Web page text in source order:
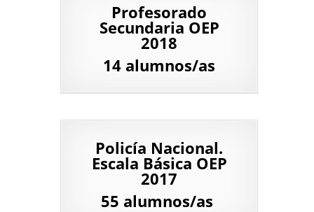
Profesorado
Secundaria OEP
2018
14 alumnos/as
Policía Nacional.
Escala Básica OEP
2017
55 alumnos/as